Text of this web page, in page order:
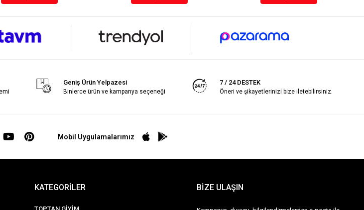
Geniş Ürün Yelpazesi
Binlerce ürün ve kampanya seçeneği
7 / 24 DESTEK
Öneri ve şikayetlerinizi bize iletebilirsiniz.
Mobil Uygulamalarımız
KATEGORİLER BİZE ULAŞIN